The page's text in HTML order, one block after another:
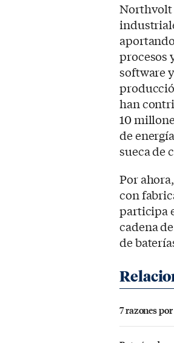
Northvolt
procesos
software
han
10
de energía
sueca de
Por
con
participa
cadena
de
7 razones